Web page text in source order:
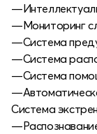
—Мониторинг
—Система
—Система
—Система
Система